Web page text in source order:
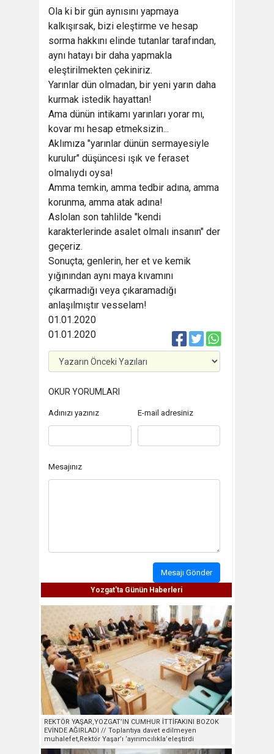
Ola ki bir gün aynısını yapmaya
kalkışırsak, bizi eleştirme ve hesap
sorma hakkını elinde tutanlar tarafından,
aynı hatayı bir daha yapmakla
eleştirilmekten çekiniriz.
Yarınlar dün olmadan, bir yeni yarın daha
kurmak istedik hayattan!
Ama dünün intikamı yarınları yorar mı,
kovar mı hesap etmeksizin...
Aklımıza "yarınlar dünün sermayesiyle
kurulur" düşüncesi ışık ve feraset
olmalıydı oysa!
Amma temkin, amma tedbir adına, amma
korunma, amma atak adına!
Aslolan son tahlilde "kendi
karakterlerinde asalet olmalı insanın" der
geçeriz.
Sonuçta; genlerin, her et ve kemik
yığınından aynı maya kıvamını
çıkarmadığı veya çıkaramadığı
anlaşılmıştır vesselam!
01.01.2020
01.01.2020
OKUR YORUMLARI
Adınızı yazınız E-mail adresiniz
Mesajınız
Mesajı Gönder
Yozgat'ta Günün Haberleri
REKTÖR YAŞAR,YOZGAT’IN CUMHUR İTTİFAKINI BOZOK
EVİNDE AĞIRLADI // Toplantıya davet edilmeyen
muhalefet,Rektör Yaşar’ı ‘ayırımcılıkla’eleştirdi